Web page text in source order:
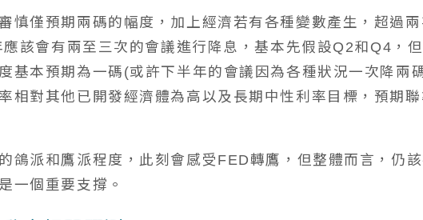
慎僅預期兩碼的幅度，加上經濟若有各種變數產生，超過
該會有兩至三次的會議進行降息，基本先假設Q2和Q4，
基本預期為一碼(或許下半年的會議因為各種狀況一次降兩
相對其他已開發經濟體為高以及長期中性利率目標，預期
鴿派和鷹派程度，此刻會感受FED轉鷹，但整體而言，仍
一個重要支撐。